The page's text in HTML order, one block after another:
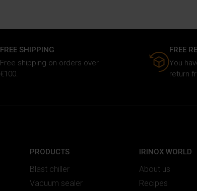
FREE SHIPPING
Free shipping on orders over
€100.
FREE
You
return
PRODUCTS
Blast chiller
Vacuum sealer
IRINOX WORLD
About us
Recipes